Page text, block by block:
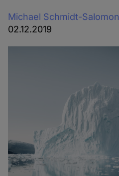
Michael Schmidt-Salomon
02.12.2019